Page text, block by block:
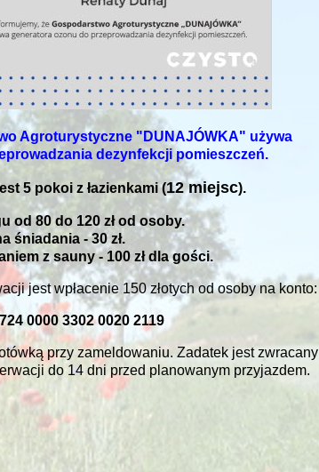
Agroturystyczne "DUNAJÓWKA" używa
dezynfekcji pomieszczeń.
5 pokoi z łazienkami (12 miejsc).
od 80 do 120 zł od osoby.
śniadania - 30 zł.
z sauny - 100 zł dla gości.
jest wpłacenie 150 złotych od osoby na konto:
0000 3302 0020 2119
przy zameldowaniu. Zadatek jest zwracany
do 14 dni przed planowanym przyjazdem.